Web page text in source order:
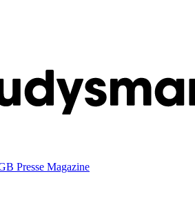
Presse Magazine